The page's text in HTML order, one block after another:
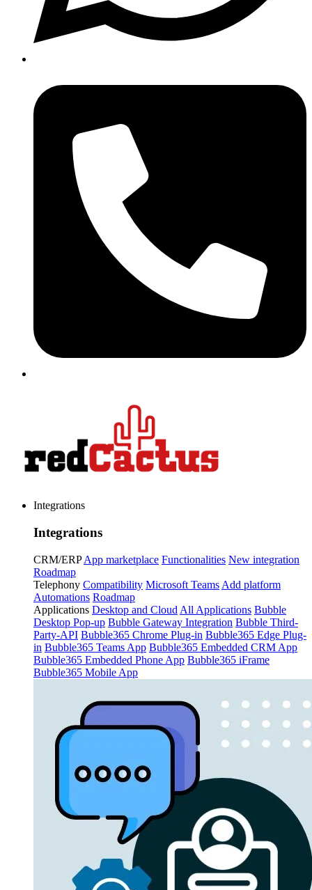
Integrations
Integrations
CRM/ERP App marketplace Functionalities New integration
Roadmap
Telephony Compatibility Microsoft Teams Add platform
Automations Roadmap
Applications Desktop and Cloud All Applications Bubble
Desktop Pop-up Bubble Gateway Integration Bubble Third-
Party-API Bubble365 Chrome Plug-in Bubble365 Edge Plug-
in Bubble365 Teams App Bubble365 Embedded CRM App
Bubble365 Embedded Phone App Bubble365 iFrame
Bubble365 Mobile App